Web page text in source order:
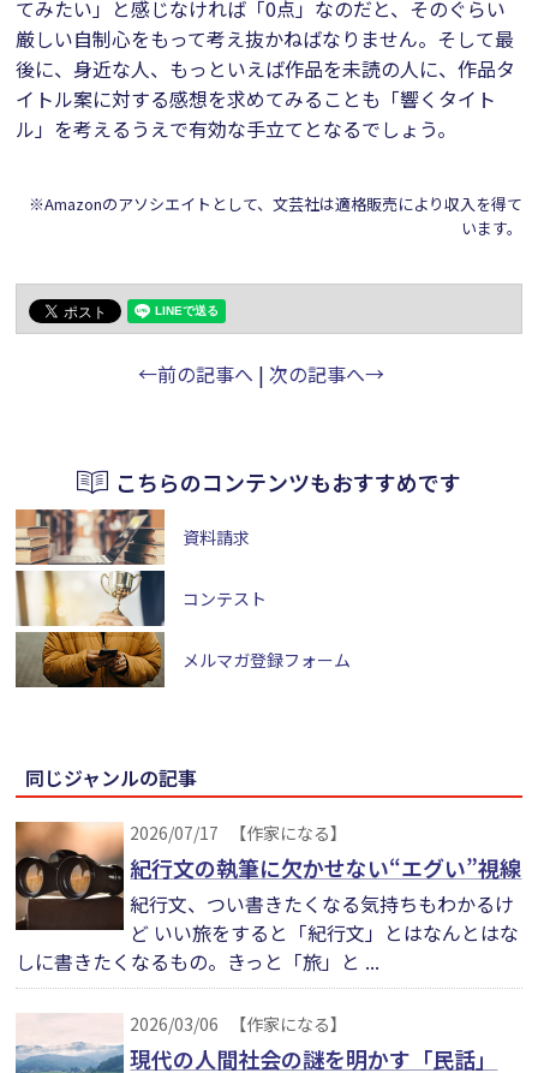
てみたい」と感じなければ「0点」なのだと、そのぐらい
厳しい自制心をもって考え抜かねばなりません。そして最
後に、身近な人、もっといえば作品を未読の人に、作品タ
イトル案に対する感想を求めてみることも「響くタイト
ル」を考えるうえで有効な手立てとなるでしょう。
※Amazonのアソシエイトとして、文芸社は適格販売により収入を得て
います。
←前の記事へ | 次の記事へ→
こちらのコンテンツもおすすめです
資料請求
コンテスト
メルマガ登録フォーム
同じジャンルの記事
2026/07/17 【作家になる】
紀行文の執筆に欠かせない“エグい”視線
紀行文、つい書きたくなる気持ちもわかるけ
ど いい旅をすると「紀行文」とはなんとはな
しに書きたくなるもの。きっと「旅」と ...
2026/03/06 【作家になる】
現代の人間社会の謎を明かす「民話」